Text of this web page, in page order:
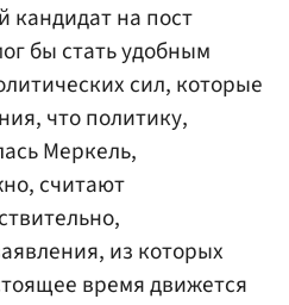
на пост
бы стать удобным
сил, которые
что политику,
Меркель,
считают
из которых
время движется